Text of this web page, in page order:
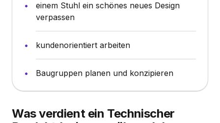
einem Stuhl ein schönes neues Design
verpassen
kundenorientiert arbeiten
Baugruppen planen und konzipieren
Was verdient ein Technischer